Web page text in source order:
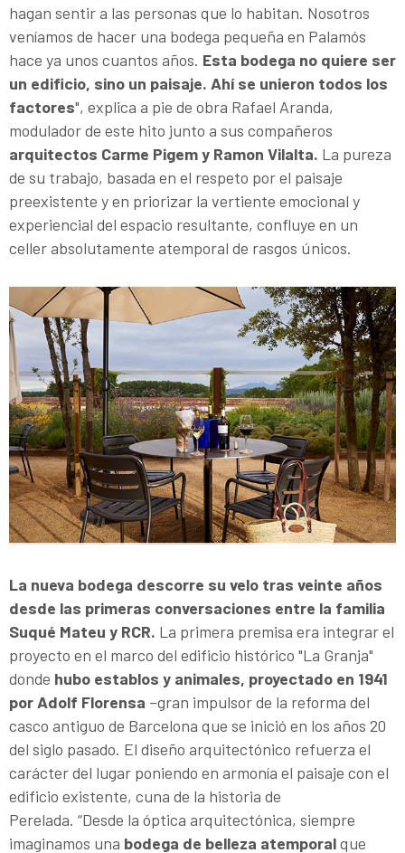
hagan sentir a las personas que lo habitan. Nosotros
veníamos de hacer una bodega pequeña en Palamós
hace ya unos cuantos años. Esta bodega no quiere ser
un edificio, sino un paisaje. Ahí se unieron todos los
factores", explica a pie de obra Rafael Aranda,
modulador de este hito junto a sus compañeros
arquitectos Carme Pigem y Ramon Vilalta. La pureza
de su trabajo, basada en el respeto por el paisaje
preexistente y en priorizar la vertiente emocional y
experiencial del espacio resultante, confluye en un
celler absolutamente atemporal de rasgos únicos.
La nueva bodega descorre su velo tras veinte años
desde las primeras conversaciones entre la familia
Suqué Mateu y RCR. La primera premisa era integrar el
proyecto en el marco del edificio histórico "La Granja"
donde hubo establos y animales, proyectado en 1941
por Adolf Florensa –gran impulsor de la reforma del
casco antiguo de Barcelona que se inició en los años 20
del siglo pasado. El diseño arquitectónico refuerza el
carácter del lugar poniendo en armonía el paisaje con el
edificio existente, cuna de la historia de
Perelada. “Desde la óptica arquitectónica, siempre
imaginamos una bodega de belleza atemporalque